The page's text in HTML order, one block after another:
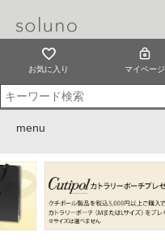
お気に入り マイページ
menu